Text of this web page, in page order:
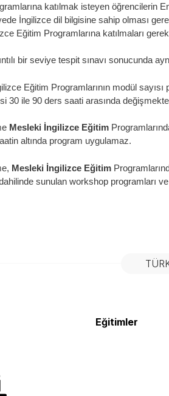
katılmak isteyen öğrencilerin
İngilizce dil bilgisine sahip olması
Eğitim Programlarına katılmaları
bir seviye tespit sınavı sonucunda
Eğitim Programlarının modül
30 ile 90 ders saati arasında
Mesleki İngilizce Eğitim
altında program uygulamaz.
Mesleki İngilizce Eğitim
sunulan workshop programları ve
Eğitimler